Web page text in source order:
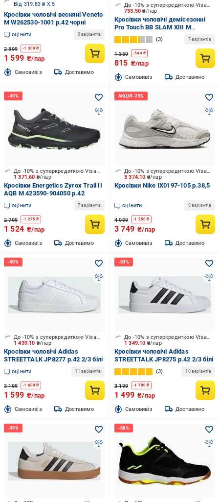
Від 319.83 ₴ X 5
Кросівки чоловічі весняні Veneto
M W262530-1001 р.42 чорні
оцінити 8 варіантів
2 899 -1 300 ₴
1 599 ₴/пар
Cамовивіз Доставимо
733.50₴/пар
До -10% з суперкредиткою Visa Вигода
Кросівки чоловічі демісезонні
Pro Touch BB SLAM XIII M
426288-900050 р.42 чорні
3 7 варіантів
1 359 -544₴
815 ₴/пар
Cамовивіз Доставимо
1 371.60 ₴/пар
До -10% з суперкредиткою Visa Вигода
Кросівки Energetics Zyrox Trail II
AQB M 423590-904050 р.42
оцінити 7 варіантів
2 799 -1 275 ₴
1 524 ₴/пар
Cамовивіз Доставимо
3 374.10 ₴/пар
До -10% з суперкредиткою Visa Вигода
Кросівки Nike IX0197-105 р.38,5
оцінити 8 варіантів
4 999 -1 250 ₴
3 749 ₴/пар
Cамовивіз Доставимо
1 439.10 ₴/пар
До -10% з суперкредиткою Visa Вигода
Кросівки чоловічі Adidas
STREETTALK JP8277 р.42 2/3 білі
оцінити 11 варіантів
3 199 -1 600 ₴
1 599 ₴/пар
Cамовивіз Доставимо
1 349.10 ₴/пар
До -10% з суперкредиткою Visa Вигода
Кросівки чоловічі Adidas
STREETTALK JP8275 р.42 2/3 білі
3 10 варіантів
3 199 -1 700 ₴
1 499 ₴/пар
Cамовивіз Доставимо